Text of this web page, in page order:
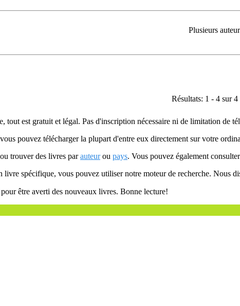
Plusieurs
Résultats: 1 - 4 sur 4
tout est gratuit et légal. Pas d'inscription nécessaire ni de limitation de
pouvez télécharger la plupart d'entre eux directement sur votre
ou trouver des livres parauteurou pays. Vous pouvez également
livre spécifique, vous pouvez utiliser notre moteur de recherche. Nous
pour être averti des nouveaux livres. Bonne lecture!